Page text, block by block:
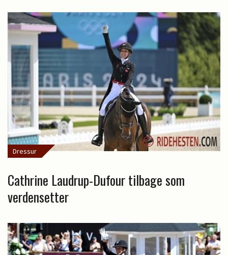
Dressur
Cathrine Laudrup-Dufour tilbage som
verdensetter